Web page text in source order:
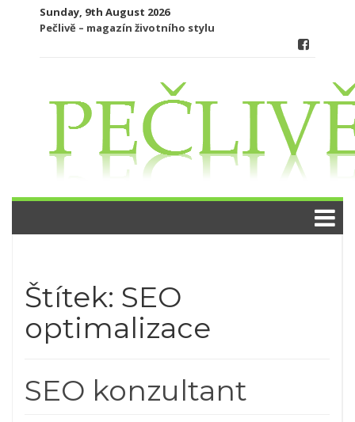
Sunday, 9th August 2026
Pečlivě – magazín životního stylu
Štítek: SEO
optimalizace
SEO konzultant